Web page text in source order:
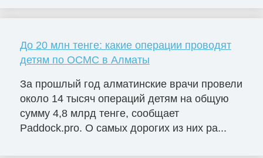
До 20 млн тенге: какие операции проводят
детям по ОСМС в Алматы
За прошлый год алматинские врачи провели
около 14 тысяч операций детям на общую
сумму 4,8 млрд тенге, сообщает
Paddock.pro. О самых дорогих из них ра...